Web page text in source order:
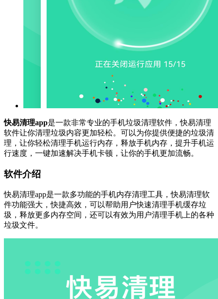
快易清理app是一款非常专业的手机垃圾清理软件，快易清理
软件让你清理垃圾内容更加轻松。可以为你提供便捷的垃圾清
理，让你轻松清理手机运行内存，释放手机内存，提升手机运
行速度，一键加速解决手机卡顿，让你的手机更加流畅。
软件介绍
快易清理app是一款多功能的手机内存清理工具，快易清理软
件功能强大，快捷高效，可以帮助用户快速清理手机缓存垃
圾，释放更多内存空间，还可以有效为用户清理手机上的各种
垃圾文件。